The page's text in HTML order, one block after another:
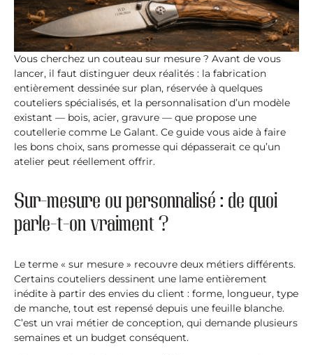
Vous cherchez un couteau sur mesure ? Avant de vous
lancer, il faut distinguer deux réalités : la fabrication
entièrement dessinée sur plan, réservée à quelques
couteliers spécialisés, et la personnalisation d’un modèle
existant — bois, acier, gravure — que propose une
coutellerie comme Le Galant. Ce guide vous aide à faire
les bons choix, sans promesse qui dépasserait ce qu’un
atelier peut réellement offrir.
Sur-mesure ou personnalisé : de quoi
parle-t-on vraiment ?
Le terme « sur mesure » recouvre deux métiers différents.
Certains couteliers dessinent une lame entièrement
inédite à partir des envies du client : forme, longueur, type
de manche, tout est repensé depuis une feuille blanche.
C’est un vrai métier de conception, qui demande plusieurs
semaines et un budget conséquent.